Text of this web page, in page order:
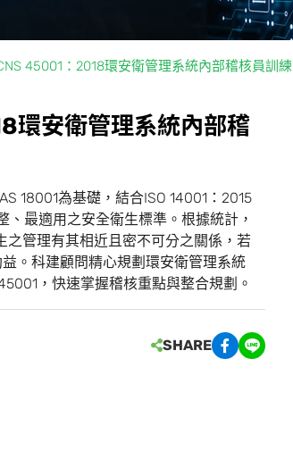
45001：2018環安衛管理系統內部稽核員訓練
8環安衛管理系統內部稽
18001為基礎，結合ISO 14001：2015
最適用之安全衛生標準。根據統計，
之管理有其相近且密不可分之關係，若
。科建顧問精心規劃環安衛管理系統
，快速掌握稽核重點與整合規劃。
SHARE